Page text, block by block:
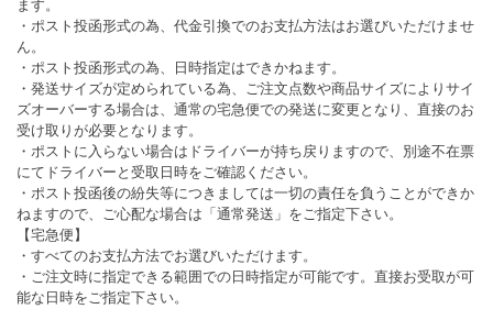
ます。
・ポスト投函形式の為、代金引換でのお支払方法はお選びいただけませ
ん。
・ポスト投函形式の為、日時指定はできかねます。
・発送サイズが定められている為、ご注文点数や商品サイズによりサイ
ズオーバーする場合は、通常の宅急便での発送に変更となり、直接のお
受け取りが必要となります。
・ポストに入らない場合はドライバーが持ち戻りますので、別途不在票
にてドライバーと受取日時をご確認ください。
・ポスト投函後の紛失等につきましては一切の責任を負うことができか
ねますので、ご心配な場合は「通常発送」をご指定下さい。
【宅急便】
・すべてのお支払方法でお選びいただけます。
・ご注文時に指定できる範囲での日時指定が可能です。直接お受取が可
能な日時をご指定下さい。